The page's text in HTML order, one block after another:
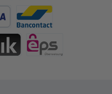
Später bezahlen
Bancontact